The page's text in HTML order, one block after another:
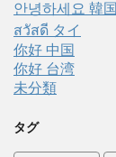
안녕하세요 韓国
สวัสดี タイ
你好 中国
你好 台湾
未分類
タグ